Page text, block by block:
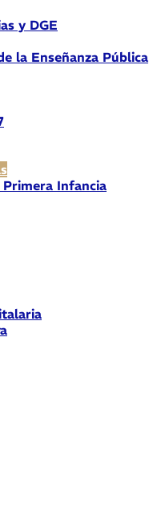
y DGE
la Enseñanza Pública
Infancia